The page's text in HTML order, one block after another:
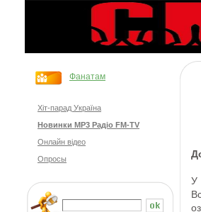
Фанатам
Хіт-парад Україна
Новинки MP3 Радіо FM-TV
Онлайн відео
Опросы
У